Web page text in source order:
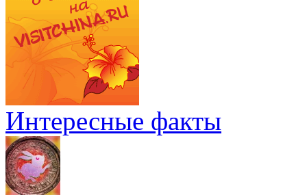
Интересные факты